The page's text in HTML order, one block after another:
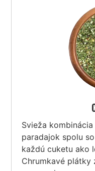
Svieža
paradajok spolu
každú cuketu ako
Chrumkavé plátky